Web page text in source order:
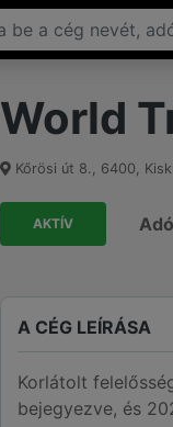
World
Kőrösi út 8., 6400,
AKTÍV
A CÉG LEÍRÁSA
Korlátolt
bejegyezve, és